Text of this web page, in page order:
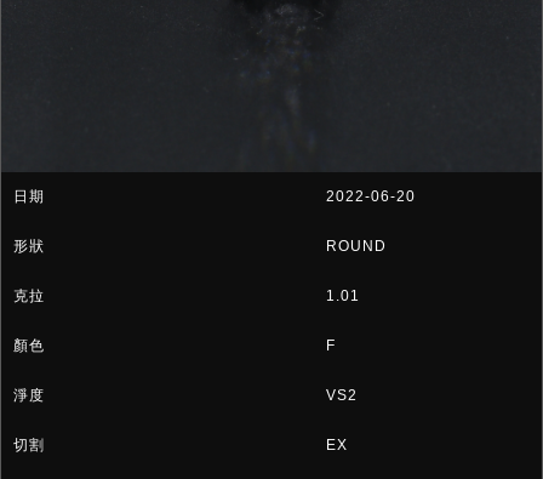
2022-06-20
ROUND
1.01
F
VS2
EX